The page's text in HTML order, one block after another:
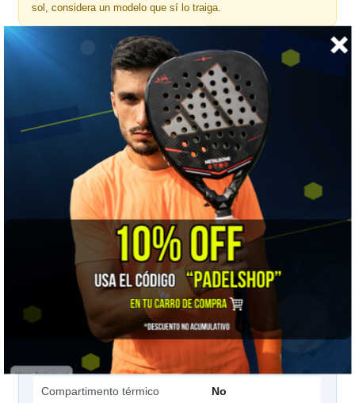
sol, considera un modelo que sí lo traiga.
🎯 ¿Para quién es?
Para el jugador regular que entrena varias veces por semana y
quiere llevar todo ordenado en un solo bolso.
Marca Babolat
Paletero
Deporte Pádel
Capacidad 2 palas
Volumen 35 litros
49 x 26 x 30 cm
Compartimentos 2
Compartimento térmico No